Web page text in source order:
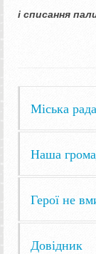
і списання
Міська рада
Наша
Герої не
Довідник